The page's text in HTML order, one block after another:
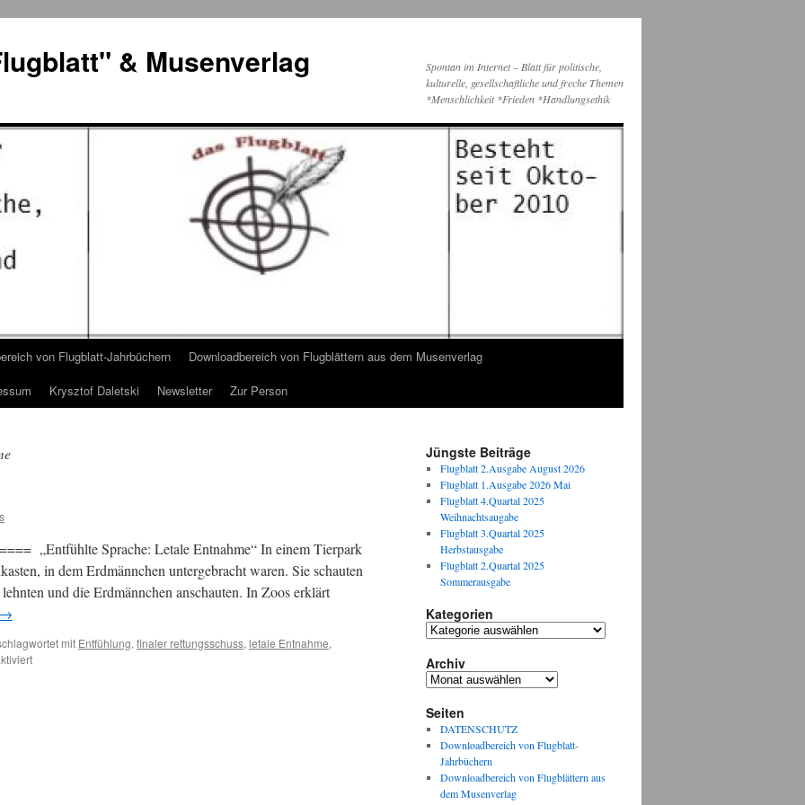
& Musenverlag
Spontan im Internet – Blatt für politische,
kulturelle, gesellschaftliche und freche Themen
*Menschlichkeit *Frieden *Handlungsethik
von Flugblatt-Jahrbüchern
Downloadbereich von Flugblättern aus dem Musenverlag
Krysztof Daletski Newsletter Zur Person
„Entfühlte Sprache: Letale Entnahme“ In einem Tierpark
in dem Erdmännchen untergebracht waren. Sie schauten
und die Erdmännchen anschauten. In Zoos erklärt
→
mit Entfühlung, finaler rettungsschuss, letale Entnahme,
für
Jüngste Beiträge
Flugblatt 2.Ausgabe August 2026
Flugblatt 1.Ausgabe 2026 Mai
Flugblatt 4.Quartal 2025
Weihnachtsaugabe
Flugblatt 3.Quartal 2025
Herbstausgabe
Flugblatt 2.Quartal 2025
Sommerausgabe
Kategorien
Kategorien
Archiv
Archiv
Seiten
DATENSCHUTZ
Downloadbereich von Flugblatt-
Jahrbüchern
Downloadbereich von Flugblättern aus
dem Musenverlag